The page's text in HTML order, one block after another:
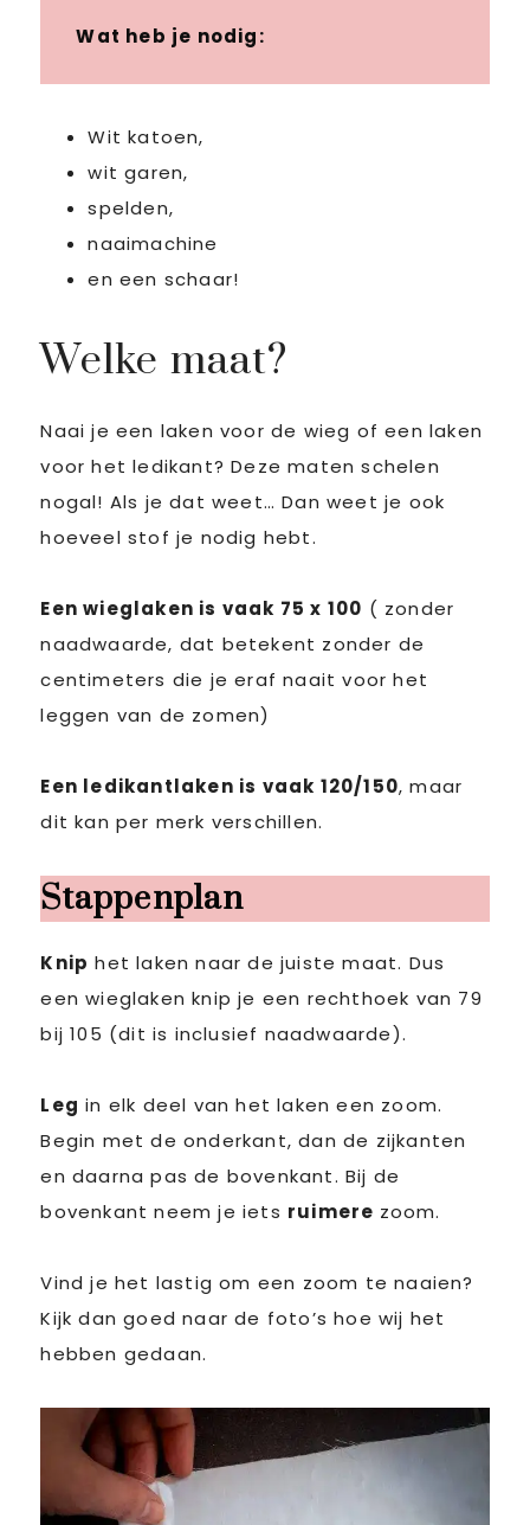
Wat heb je nodig:
Wit katoen,
wit garen,
spelden,
naaimachine
en een schaar!
Welke maat?
Naai je een laken voor de wieg of een laken
voor het ledikant? Deze maten schelen
nogal! Als je dat weet… Dan weet je ook
hoeveel stof je nodig hebt.
Een wieglaken is vaak 75 x 100 ( zonder
naadwaarde, dat betekent zonder de
centimeters die je eraf naait voor het
leggen van de zomen)
Een ledikantlaken is vaak 120/150, maar
dit kan per merk verschillen.
Stappenplan
Knip het laken naar de juiste maat. Dus
een wieglaken knip je een rechthoek van 79
bij 105 (dit is inclusief naadwaarde).
Leg in elk deel van het laken een zoom.
Begin met de onderkant, dan de zijkanten
en daarna pas de bovenkant. Bij de
bovenkant neem je iets ruimere zoom.
Vind je het lastig om een zoom te naaien?
Kijk dan goed naar de foto’s hoe wij het
hebben gedaan.